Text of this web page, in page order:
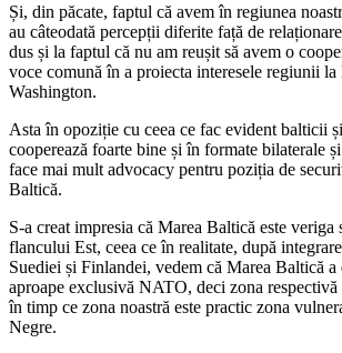
Și, din păcate, faptul că avem în regiunea
au câteodată percepții diferite față de
dus și la faptul că nu am reușit să avem o
voce comună în a proiecta interesele regiunii la
Washington.
Asta în opoziție cu ceea ce fac evident balticii
cooperează foarte bine și în formate bilaterale
face mai mult advocacy pentru poziția de
Baltică.
S-a creat impresia că Marea Baltică este veriga
flancului Est, ceea ce în realitate, după
Suediei și Finlandei, vedem că Marea Baltică a
aproape exclusivă NATO, deci zona respectivă
în timp ce zona noastră este practic zona
Negre.